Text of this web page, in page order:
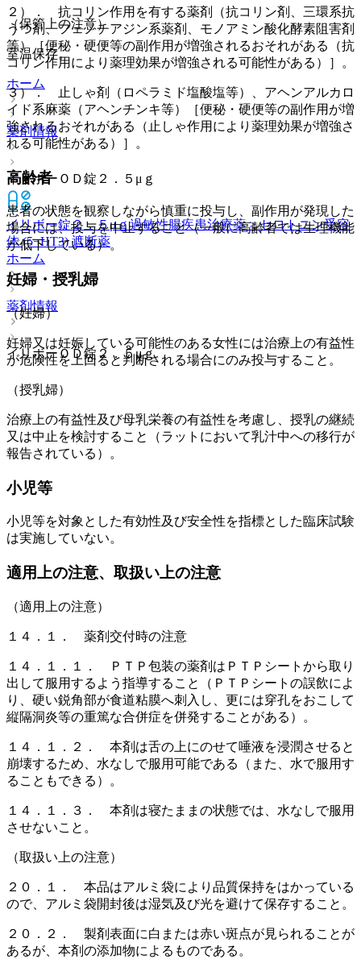
（保管上の注意）
室温保存。
ホーム
薬剤情報
イリボーＯＤ錠２．５μｇ
イリボー錠２．５μｇ過敏性腸疾患治療薬 > セロトニン受容
体 (5−HT3) 遮断薬
ホーム
薬剤情報
イリボーＯＤ錠２．５μｇ
２）． 抗コリン作用を有する薬剤（抗コリン剤、三環系抗
うつ剤、フェノチアジン系薬剤、モノアミン酸化酵素阻害剤
等）［便秘・硬便等の副作用が増強されるおそれがある（抗
コリン作用により薬理効果が増強される可能性がある）］。
３）． 止しゃ剤（ロペラミド塩酸塩等）、アヘンアルカロ
イド系麻薬（アヘンチンキ等）［便秘・硬便等の副作用が増
強されるおそれがある（止しゃ作用により薬理効果が増強さ
れる可能性がある）］。
高齢者
患者の状態を観察しながら慎重に投与し、副作用が発現した
場合には、投与を中止すること（一般に高齢者では生理機能
が低下している）。
妊婦・授乳婦
（妊婦）
妊婦又は妊娠している可能性のある女性には治療上の有益性
が危険性を上回ると判断される場合にのみ投与すること。
（授乳婦）
治療上の有益性及び母乳栄養の有益性を考慮し、授乳の継続
又は中止を検討すること（ラットにおいて乳汁中への移行が
報告されている）。
小児等
小児等を対象とした有効性及び安全性を指標とした臨床試験
は実施していない。
適用上の注意、取扱い上の注意
（適用上の注意）
１４．１． 薬剤交付時の注意
１４．１．１． ＰＴＰ包装の薬剤はＰＴＰシートから取り
出して服用するよう指導すること（ＰＴＰシートの誤飲によ
り、硬い鋭角部が食道粘膜へ刺入し、更には穿孔をおこして
縦隔洞炎等の重篤な合併症を併発することがある）。
１４．１．２． 本剤は舌の上にのせて唾液を浸潤させると
崩壊するため、水なしで服用可能である（また、水で服用す
ることもできる）。
１４．１．３． 本剤は寝たままの状態では、水なしで服用
させないこと。
（取扱い上の注意）
２０．１． 本品はアルミ袋により品質保持をはかっている
ので、アルミ袋開封後は湿気及び光を避けて保存すること。
２０．２． 製剤表面に白または赤い斑点が見られることが
あるが、本剤の添加物によるものである。